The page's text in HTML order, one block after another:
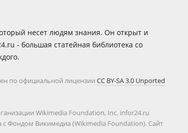
несет людям знания. Он открыт и
- большая статейная библиотека со
по официальной лицензии CC BY-SA 3.0 Unported
Wikimedia Foundation, Inc. infor24.ru
Фондом Викимедиа (Wikimedia Foundation). Сайт